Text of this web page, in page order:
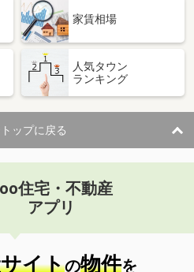
家賃相場
人気タウン
ランキング
ップに戻る
住宅・不動産
アプリ
イトの物件を